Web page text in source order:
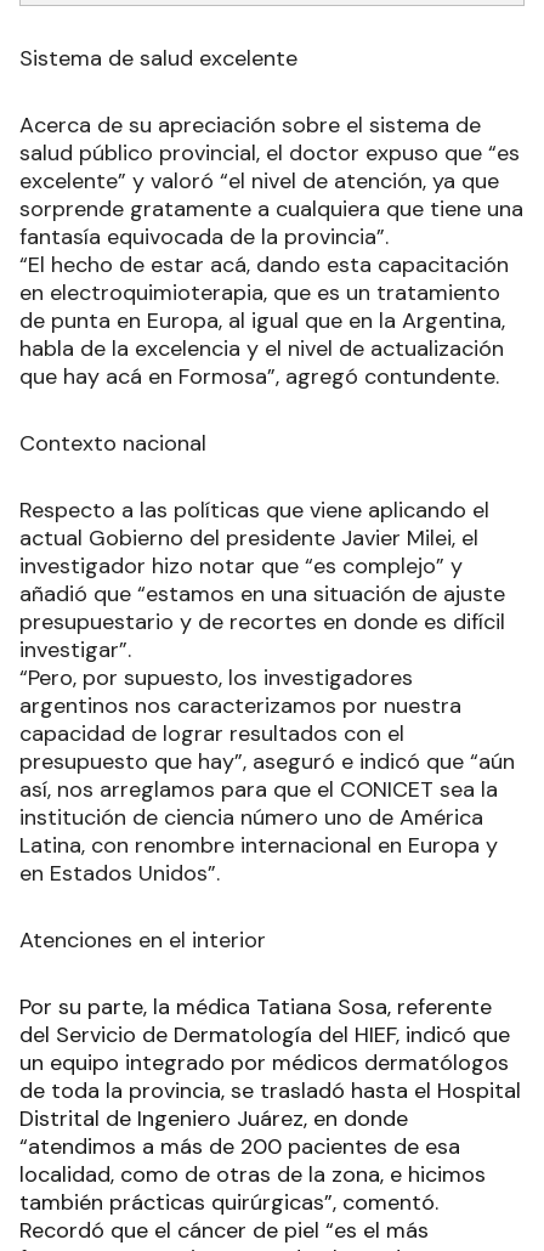
Sistema de salud excelente
Acerca de su apreciación sobre el sistema de
salud público provincial, el doctor expuso que “es
excelente” y valoró “el nivel de atención, ya que
sorprende gratamente a cualquiera que tiene una
fantasía equivocada de la provincia”.
“El hecho de estar acá, dando esta capacitación
en electroquimioterapia, que es un tratamiento
de punta en Europa, al igual que en la Argentina,
habla de la excelencia y el nivel de actualización
que hay acá en Formosa”, agregó contundente.
Contexto nacional
Respecto a las políticas que viene aplicando el
actual Gobierno del presidente Javier Milei, el
investigador hizo notar que “es complejo” y
añadió que “estamos en una situación de ajuste
presupuestario y de recortes en donde es difícil
investigar”.
“Pero, por supuesto, los investigadores
argentinos nos caracterizamos por nuestra
capacidad de lograr resultados con el
presupuesto que hay”, aseguró e indicó que “aún
así, nos arreglamos para que el CONICET sea la
institución de ciencia número uno de América
Latina, con renombre internacional en Europa y
en Estados Unidos”.
Atenciones en el interior
Por su parte, la médica Tatiana Sosa, referente
del Servicio de Dermatología del HIEF, indicó que
un equipo integrado por médicos dermatólogos
de toda la provincia, se trasladó hasta el Hospital
Distrital de Ingeniero Juárez, en donde
“atendimos a más de 200 pacientes de esa
localidad, como de otras de la zona, e hicimos
también prácticas quirúrgicas”, comentó.
Recordó que el cáncer de piel “es el más